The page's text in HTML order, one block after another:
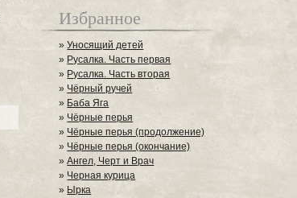
Избранное
»Уносящий детей
» Русалка. Часть первая
» Русалка. Часть вторая
» Чёрный ручей
» Баба Яга
»Чёрные перья
» Чёрные перья (продолжение)
» Чёрные перья (окончание)
»Ангел, Черт и Врач
» Черная курица
» Ырка